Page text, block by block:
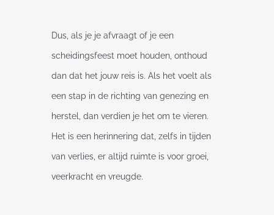
Dus, als je je afvraagt of je een
scheidingsfeest moet houden, onthoud
dan dat het jouw reis is. Als het voelt als
een stap in de richting van genezing en
herstel, dan verdien je het om te vieren.
Het is een herinnering dat, zelfs in tijden
van verlies, er altijd ruimte is voor groei,
veerkracht en vreugde.